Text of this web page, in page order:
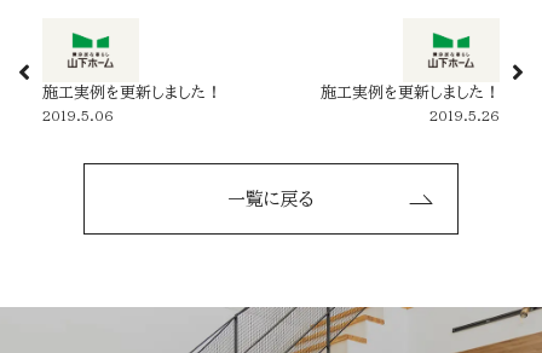
施工実例を更新しました！
2019.5.06
施工実例を更新しました！
2019.5.26
一覧に戻る